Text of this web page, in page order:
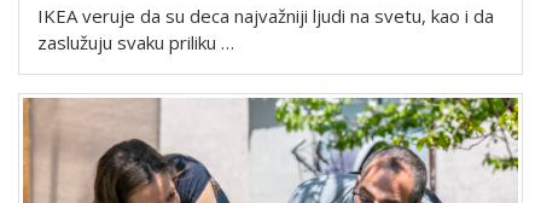
IKEA veruje da su deca najvažniji ljudi na svetu, kao i da
zaslužuju svaku priliku …